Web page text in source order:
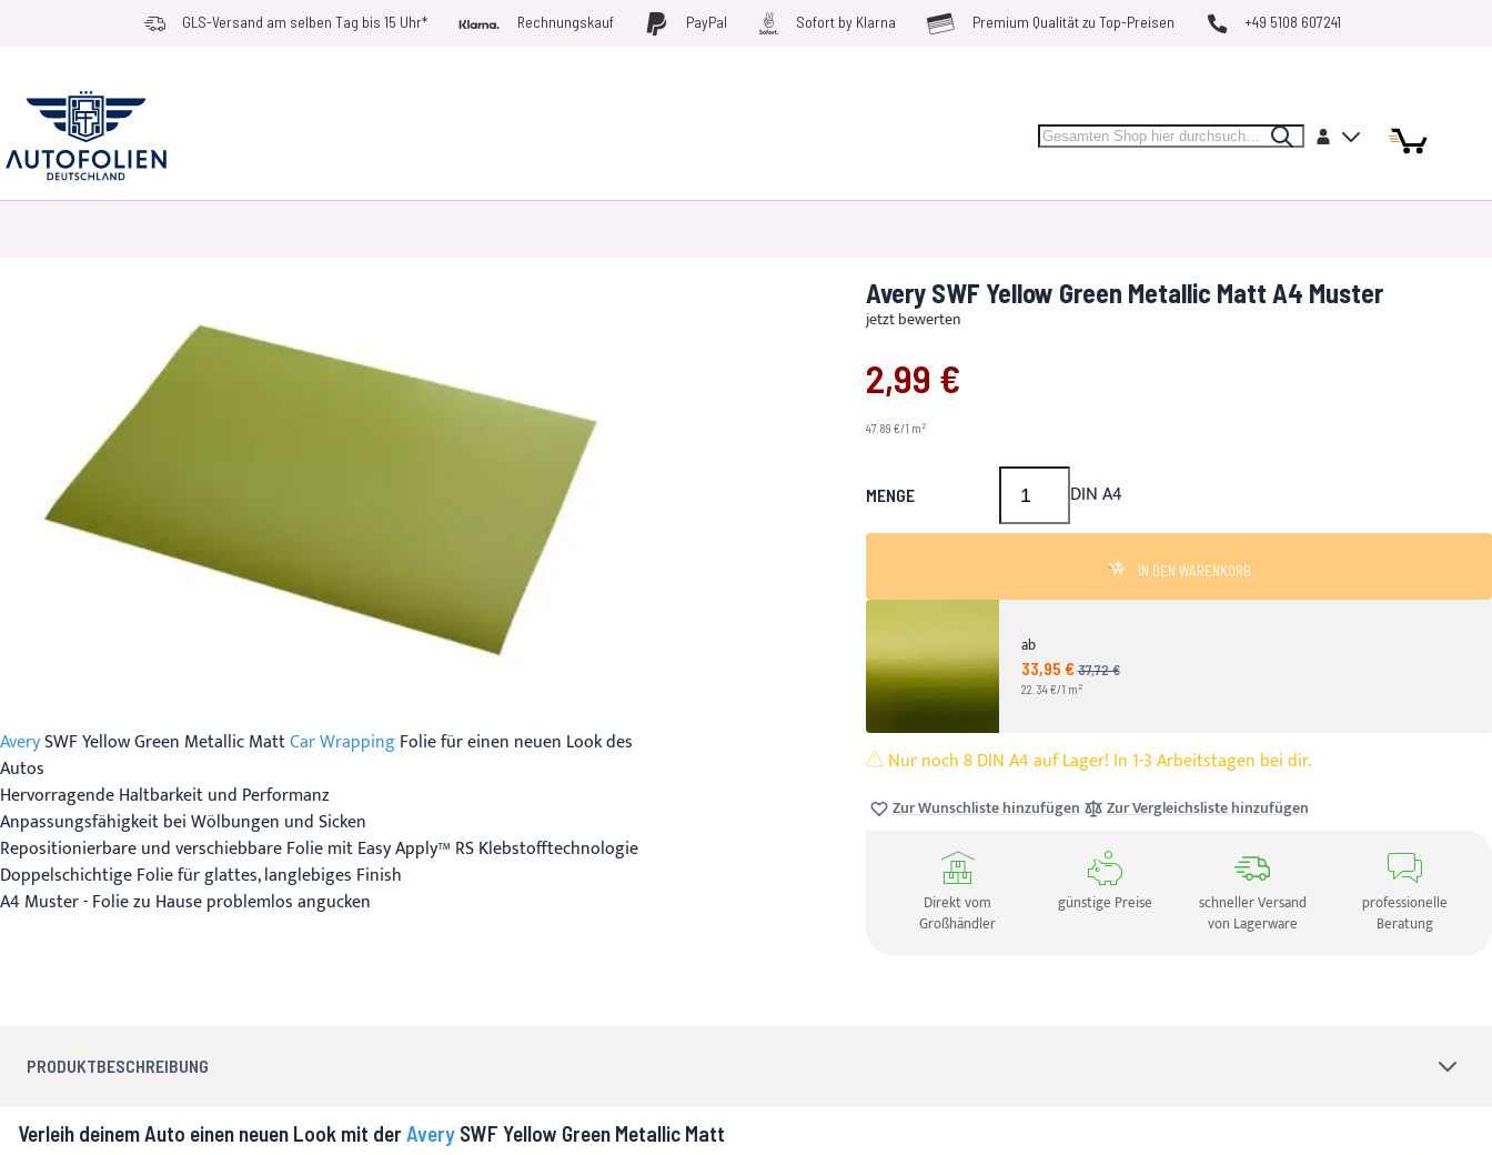
Zum Inhalt springen GLS-Versand am selben Tag bis 15 Uhr* Rechnungskauf PayPal Sofort by Klarna Premium Qualität zu Top-Preisen +49 5108 607241
Search SearchKonto MeinArtikel
Artikel
AverySWF Yellow Green Metallic MattCar WrappingFolie für einen neuen Look des
Autos
Hervorragende Haltbarkeit und Performanz
Anpassungsfähigkeit bei Wölbungen und Sicken
Repositionierbare und verschiebbare Folie mit Easy Apply™ RS Klebstofftechnologie
Doppelschichtige Folie für glattes, langlebiges Finish
A4 Muster - Folie zu Hause problemlos angucken
Avery SWF Yellow Green Metallic Matt A4 Muster
jetzt bewerten
2,99 €
47.89 €/1 m2
MENGE DIN A4
IN DEN WARENKORB
ab
Angebotspreis
33,95 €UVP
37,72 €
22.34 €/1 m 2
Nur noch 8 DIN A4 auf Lager! In 1-3 Arbeitstagen bei dir.
Zur Wunschliste hinzufügen Zur Vergleichsliste hinzufügen
Direkt vom
Großhändler
günstige Preise
schneller Versand
von Lagerware
professionelle
Beratung
PRODUKTBESCHREIBUNG
Verleih deinem Auto einen neuen Look mit derAvery SWF Yellow Green Metallic Matt